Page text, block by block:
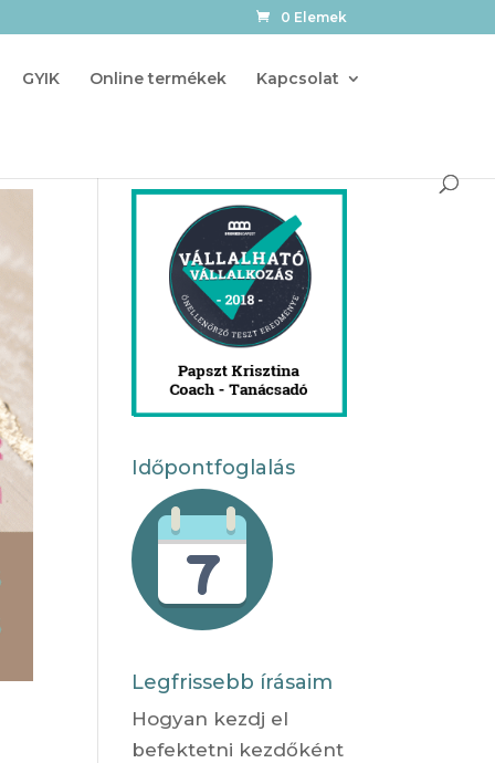
0 Elemek
GYIK Online termékek Kapcsolat
Időpontfoglalás
Legfrissebb írásaim
Hogyan kezdj el
befektetni kezdőként